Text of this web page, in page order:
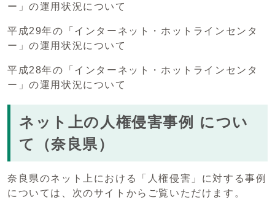
ー」の運用状況について
平成29年の「インターネット・ホットラインセンタ
ー」の運用状況について
平成28年の「インターネット・ホットラインセンタ
ー」の運用状況について
ネット上の人権侵害事例 につい
て（奈良県）
奈良県のネット上における「人権侵害」に対する事例
については、次のサイトからご覧いただけます。